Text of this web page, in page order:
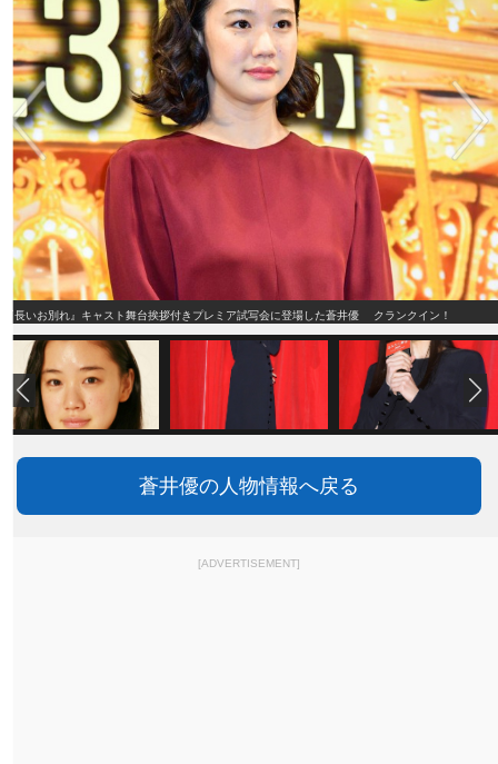
『長いお別れ』キャスト舞台挨拶付きプレミア試写会に登場した蒼井優 クランクイン！
蒼井優の人物情報へ戻る
[ADVERTISEMENT]